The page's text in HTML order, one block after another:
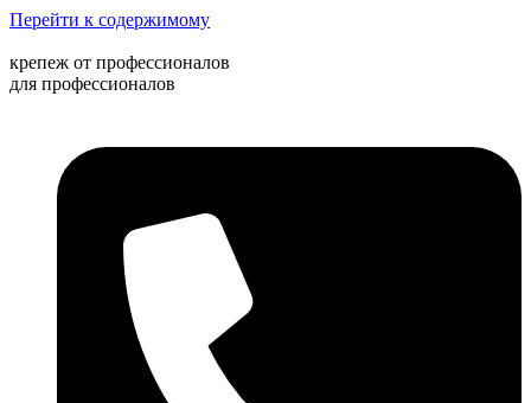
Перейти к содержимому
крепеж от профессионалов
для профессионалов